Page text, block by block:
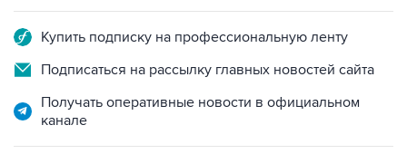
Купить подписку на профессиональную ленту
Подписаться на рассылку главных новостей сайта
Получать оперативные новости в официальном
канале